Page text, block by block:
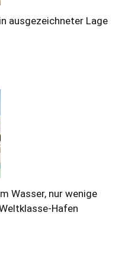
ausgezeichneter Lage
Wasser, nur wenige
Hafen